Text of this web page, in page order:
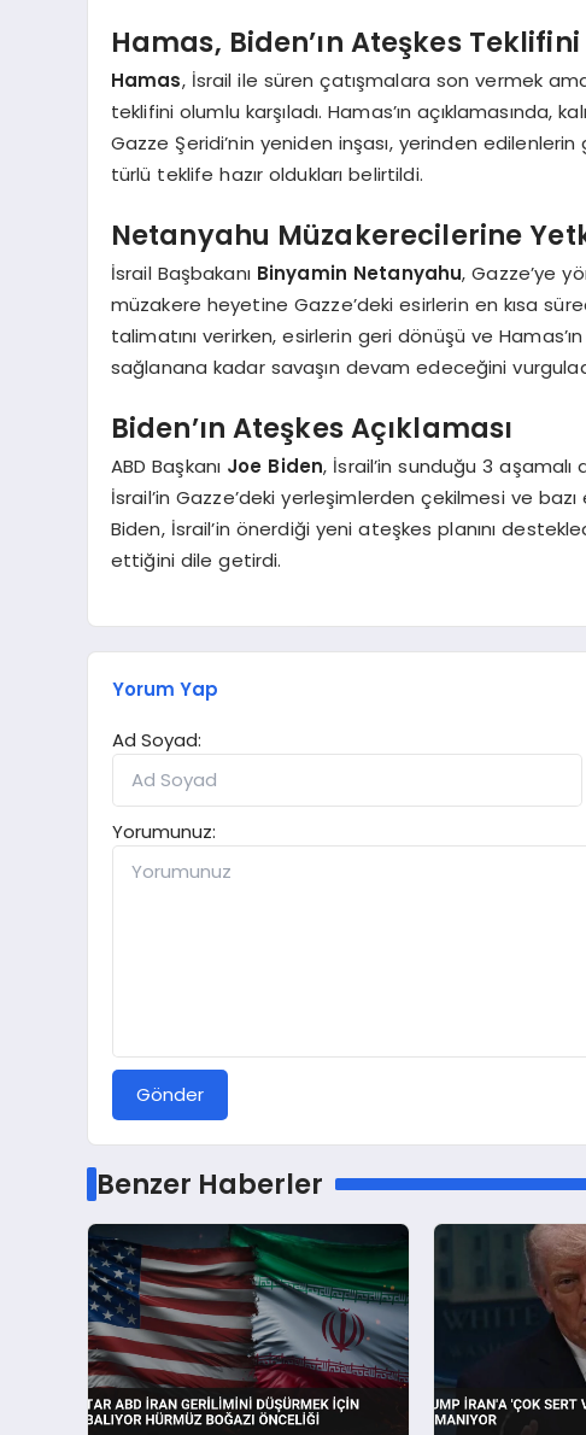
Hamas, Biden’ın Ateşkes
Hamas, İsrail ile süren çatışmalara son vermek
teklifini olumlu karşıladı. Hamas’ın açıklamasında,
Gazze Şeridi’nin yeniden inşası, yerinden
türlü teklife hazır oldukları belirtildi.
Netanyahu Müzakerecilerine
İsrail Başbakanı Binyamin Netanyahu, Gazze’ye
müzakere heyetine Gazze’deki esirlerin en kısa
talimatını verirken, esirlerin geri dönüşü ve
sağlanana kadar savaşın devam edeceğini
Biden’ın Ateşkes Açıklaması
ABD Başkanı Joe Biden, İsrail’in sunduğu 3
İsrail’in Gazze’deki yerleşimlerden çekilmesi ve
Biden, İsrail’in önerdiği yeni ateşkes planını
ettiğini dile getirdi.
Yorum Yap
Ad Soyad:
Yorumunuz:
Gönder
Benzer Haberler